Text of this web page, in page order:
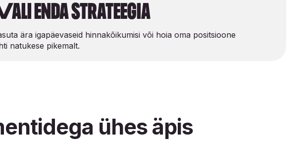
enda strateegia
ära igapäevaseid hinnakõikumisi või hoia oma positsioone
natukese pikemalt.
ühes äpis